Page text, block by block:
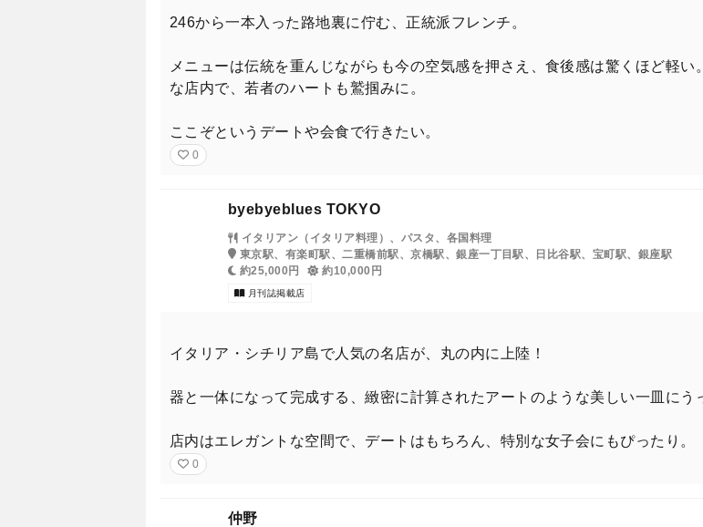
246から一本入った路地裏に佇む、正統派フレンチ。
メニューは伝統を重んじながらも今の空気感を押さえ、食後感は驚くほど軽
な店内で、若者のハートも鷲掴みに。
ここぞというデートや会食で行きたい。
0
byebyeblues TOKYO
イタリアン（イタリア料理）、パスタ、各国料理
東京駅、有楽町駅、二重橋前駅、京橋駅、銀座一丁目駅、日比谷駅、宝町駅、銀座駅
約25,000円
約10,000円
月刊誌掲載店
イタリア・シチリア島で人気の名店が、丸の内に上陸！
器と一体になって完成する、緻密に計算されたアートのような美しい一皿にう
店内はエレガントな空間で、デートはもちろん、特別な女子会にもぴったり。
0
仲野